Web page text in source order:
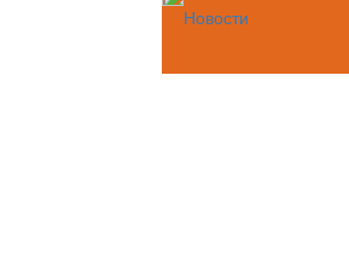
Новости